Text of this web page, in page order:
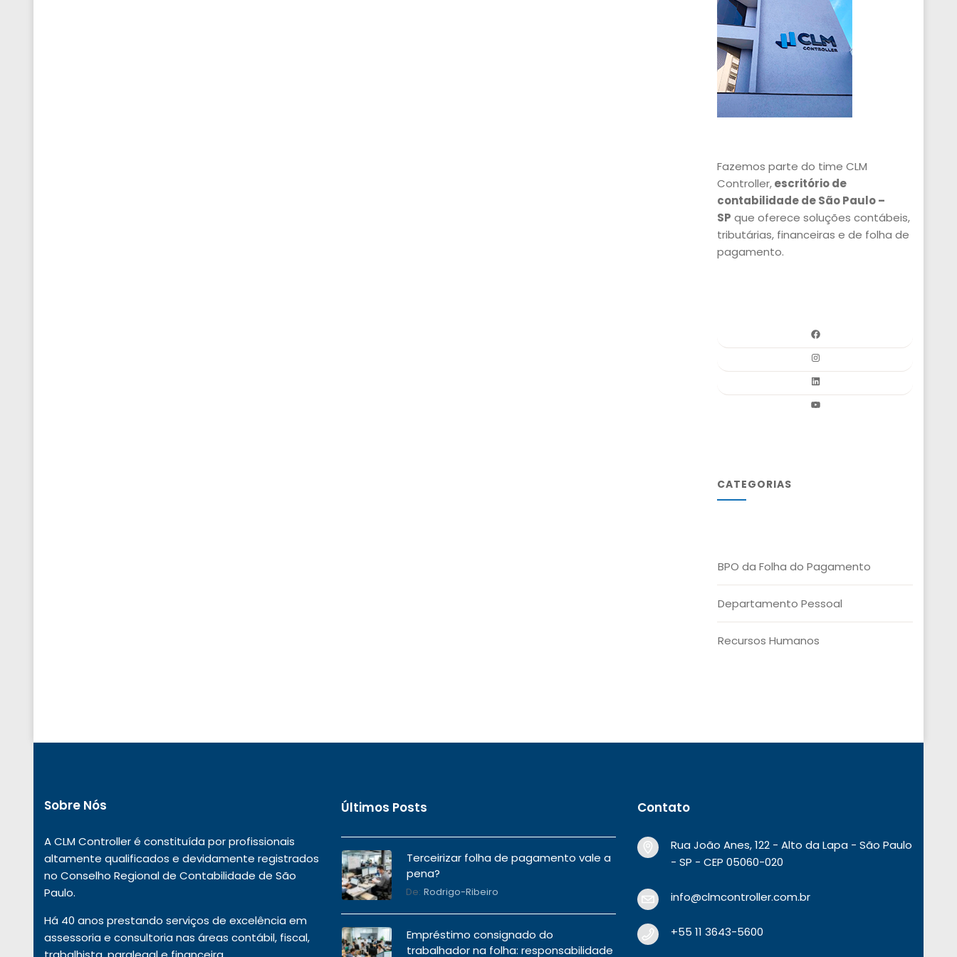
Fazemos parte do time CLM
Controller,escritório de
contabilidade de São Paulo –
SP que oferece soluções contábeis,
tributárias, financeiras e de folha de
pagamento.
CATEGORIAS
BPO da Folha do Pagamento
Departamento Pessoal
Recursos Humanos
Sobre Nós
A CLM Controller é constituída por profissionais
altamente qualificados e devidamente registrados
no Conselho Regional de Contabilidade de São
Paulo.
Há 40 anos prestando serviços de excelência em
assessoria e consultoria nas áreas contábil, fiscal,
Últimos Posts
Terceirizar folha de pagamento vale a
pena?
De: Rodrigo-Ribeiro
Empréstimo consignado do
trabalhador na folha: responsabilidade
Contato
Rua João Anes, 122 - Alto da Lapa - São Paulo
- SP - CEP 05060-020
info@clmcontroller.com.br
+55 11 3643-5600